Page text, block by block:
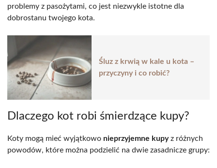
problemy z pasożytami, co jest niezwykle istotne dla
dobrostanu twojego kota.
Śluz z krwią w kale u kota –
przyczyny i co robić?
Dlaczego kot robi śmierdzące kupy?
Koty mogą mieć wyjątkowo nieprzyjemne kupyz różnych
powodów, które można podzielić na dwie zasadnicze grupy: